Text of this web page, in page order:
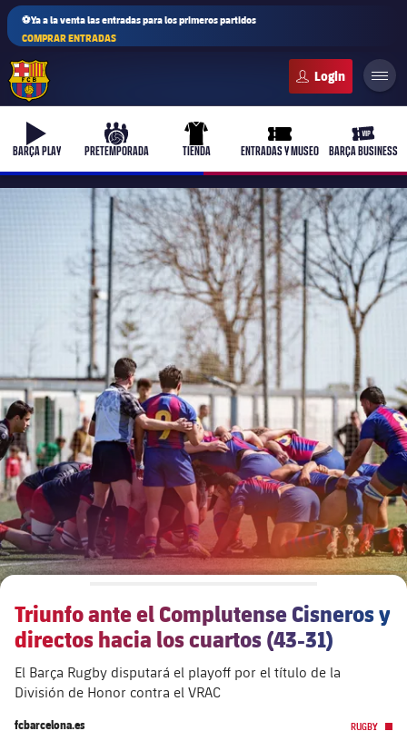
⚽Ya a la venta las entradas para los primeros partidos
COMPRAR ENTRADAS
b-play
BARÇA PLAY
culers-ball
PRETEMPORADA
uniform
TIENDA
ticket-full
ENTRADAS Y MUSEO
ticket-
BARÇA BUSINESS
plusicon
más
Junta Directiva
Estructura ejecutiva
chevron-right
label.aria.chevronright
Órganos
Documents
plusicon
más
Barça Academy
Más que un club
Masia 360
La Masia
plusicon
más
Década a década
Triunfo ante el Complutense Cisneros y
directos hacia los cuartos (43-31)
El Barça Rugby disputará el playoff por el título de la
División de Honor contra el VRAC
fcbarcelona.es
RUGBY